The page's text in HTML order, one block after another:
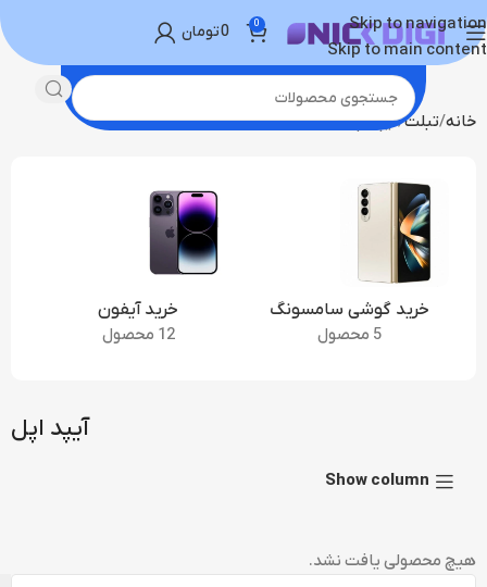
Skip to navigation
Skip to main content
0
0تومان
خانه تبلت آیپد اپل
خرید گوشی سامسونگ
5 محصول
خرید آیفون
12 محصول
آیپد اپل
Show column
هیچ محصولی یافت نشد.